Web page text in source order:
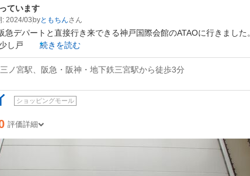
ています
: 2024/03 byともちん
急デパートと直接行き来できる神戸国際会館のATAOに行きました
し戸
続きを読む
ノ宮駅、阪急・阪神・地下鉄三宮駅から徒歩3分
ショッピングモール
評価詳細